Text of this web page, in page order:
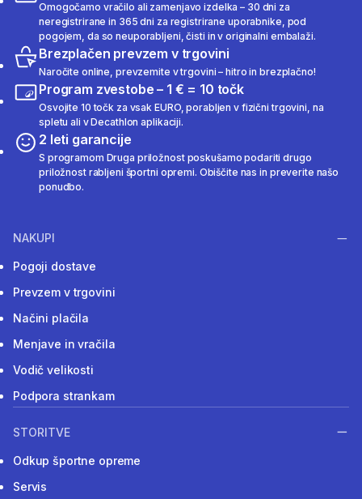
Omogočamo vračilo ali zamenjavo izdelka – 30 dni za
neregistrirane in 365 dni za registrirane uporabnike, pod
pogojem, da so neuporabljeni, čisti in v originalni embalaži.
Brezplačen prevzem v trgovini
Naročite online, prevzemite v trgovini – hitro in brezplačno!
Program zvestobe – 1 € = 10 točk
Osvojite 10 točk za vsak EURO, porabljen v fizični trgovini, na
spletu ali v Decathlon aplikaciji.
2 leti garancije
S programom Druga priložnost poskušamo podariti drugo
priložnost rabljeni športni opremi. Obiščite nas in preverite našo
ponudbo.
NAKUPI
Pogoji dostave
Prevzem v trgovini
Načini plačila
Menjave in vračila
Vodič velikosti
Podpora strankam
STORITVE
Odkup športne opreme
Servis